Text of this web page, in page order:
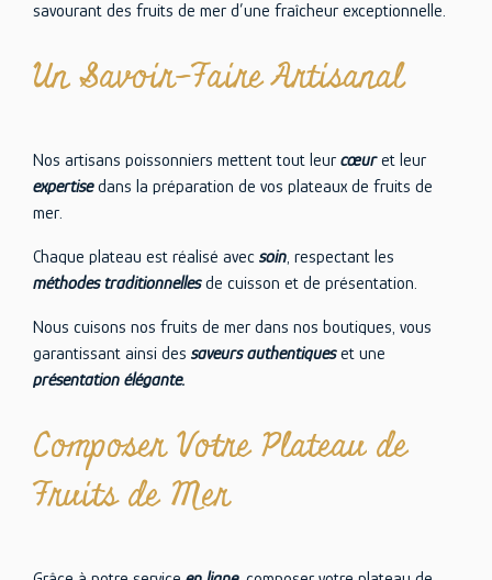
savourant des fruits de mer d’une fraîcheur exceptionnelle.
Un Savoir-Faire Artisanal
Nos artisans poissonniers mettent tout leurcœur et leur
expertisedans la préparation de vos plateaux de fruits de
mer.
Chaque plateau est réalisé avec soin, respectant les
méthodes traditionnellesde cuisson et de présentation.
Nous cuisons nos fruits de mer dans nos boutiques, vous
garantissant ainsi des saveurs authentiqueset une
présentation élégante.
Composer Votre Plateau de
Fruits de Mer